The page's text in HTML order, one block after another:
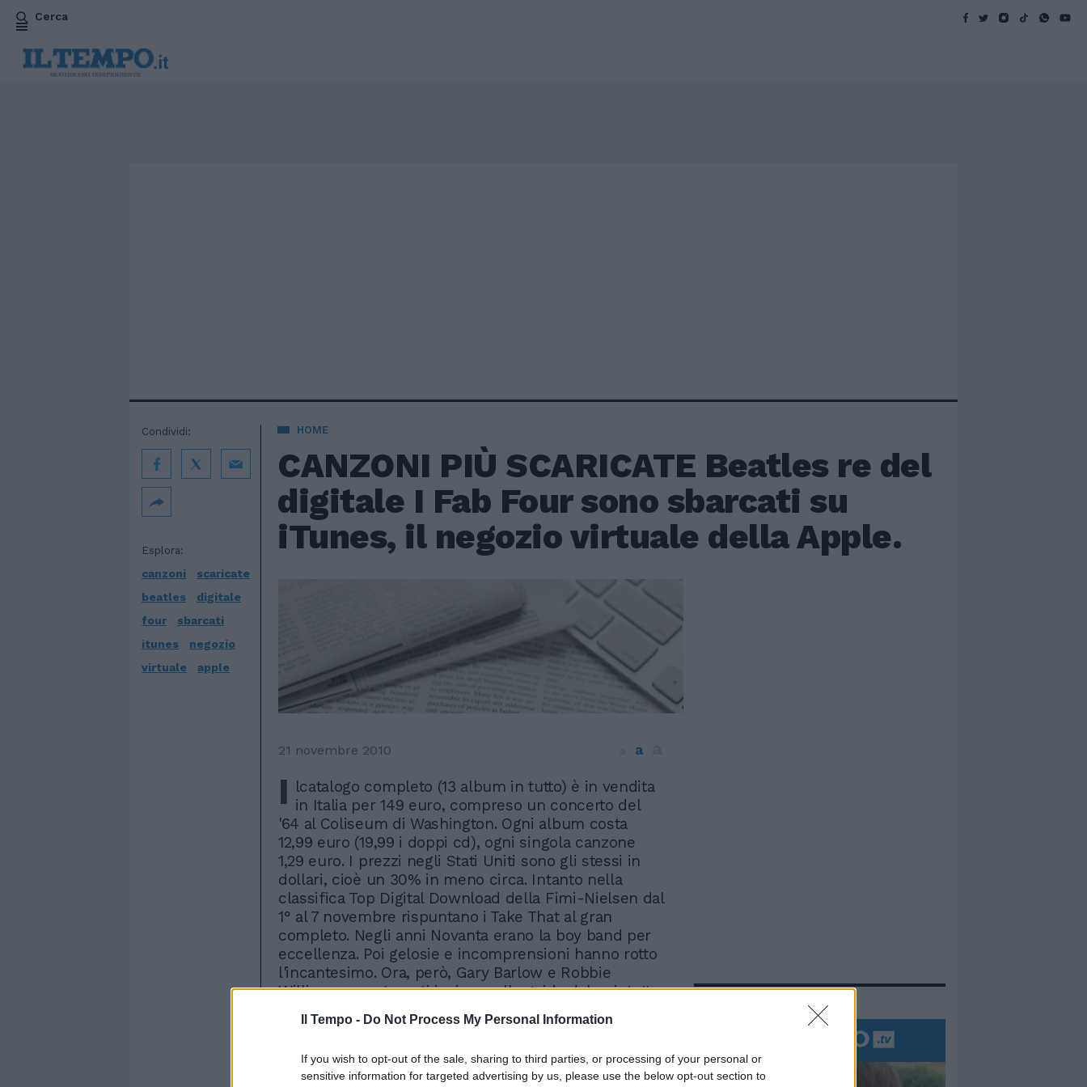
Il Tempo - Do Not Process My Personal Information
If you wish to opt-out of the sale, sharing to third parties, or processing of your personal or
sensitive information for targeted advertising by us, please use the below opt-out section to
Cerca
HOME
CANZONI PIÙ SCARICATE Beatles re del
digitale I Fab Four sono sbarcati su
iTunes, il negozio virtuale della Apple.
Esplora:
canzoni
scaricate
beatles
digitale
four
sbarcati
itunes
negozio
virtuale
apple
Condividi:
21 novembre 2010 a
I lcatalogo completo (13 album in tutto) è in vendita
in Italia per 149 euro, compreso un concerto del
'64 al Coliseum di Washington. Ogni album costa
12,99 euro (19,99 i doppi cd), ogni singola canzone
1,29 euro. I prezzi negli Stati Uniti sono gli stessi in
dollari, cioè un 30% in meno circa. Intanto nella
classifica Top Digital Download della Fimi-Nielsen dal
1° al 7 novembre rispuntano i Take That al gran
completo. Negli anni Novanta erano la boy band per
eccellenza. Poi gelosie e incomprensioni hanno rotto
l'incantesimo. Ora, però, Gary Barlow e Robbie
Williams sono tornati insieme alla guida del quintetto
per scalare le classifiche e far innamorare le ex
ragazzine divenute nel frattempo mamme. I cinque di
loro «The flood». Per il resto la classifica delle